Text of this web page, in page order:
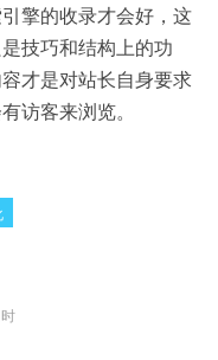
擎的收录才会好，这
技巧和结构上的功
才是对站长自身要求
访客来浏览。